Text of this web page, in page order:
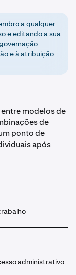
a qualquer
e editando a sua
e à atribuição
modelos de
de
ponto de
após
administrativo